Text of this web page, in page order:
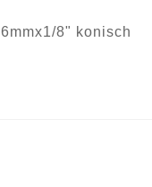
8" konisch